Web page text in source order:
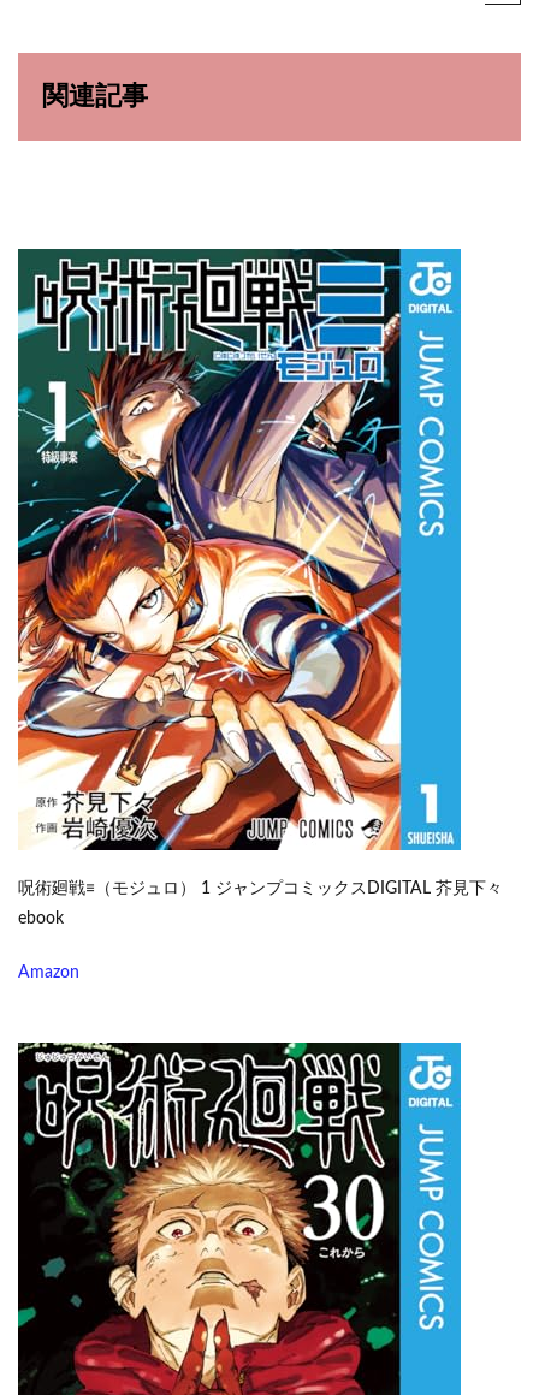
関連記事
呪術廻戦≡（モジュロ） 1 ジャンプコミックスDIGITAL 芥見下々
ebook
Amazon